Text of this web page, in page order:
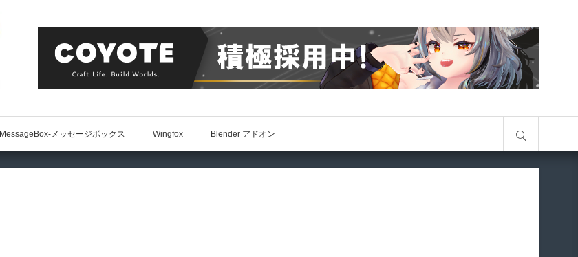
MessageBox-メッセージボックス Wingfox Blender アドオン